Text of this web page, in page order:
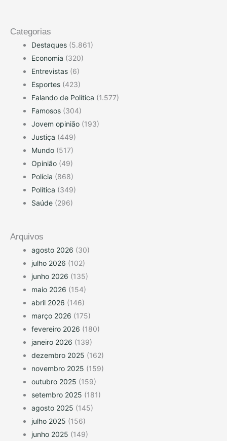
Categorias
Destaques (5.861)
Economia (320)
Entrevistas (6)
Esportes (423)
Falando de Política (1.577)
Famosos (304)
Jovem opinião (193)
Justiça (449)
Mundo (517)
Opinião (49)
Polícia (868)
Política (349)
Saúde (296)
Arquivos
agosto 2026 (30)
julho 2026 (102)
junho 2026 (135)
maio 2026 (154)
abril 2026 (146)
março 2026 (175)
fevereiro 2026 (180)
janeiro 2026 (139)
dezembro 2025 (162)
novembro 2025 (159)
outubro 2025 (159)
setembro 2025 (181)
agosto 2025 (145)
julho 2025 (156)
junho 2025 (149)